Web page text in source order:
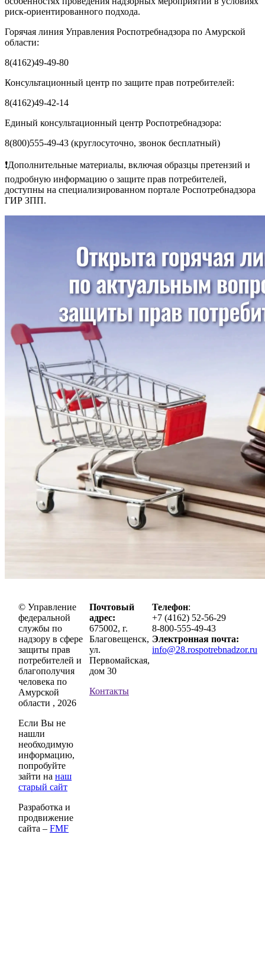
риск-ориентированного подхода.
Горячая линия Управления Роспотребнадзора по Амурской
области:
8(4162)49-49-80
Консультационный центр по защите прав потребителей:
8(4162)49-42-14
Единый консультационный центр Роспотребнадзора:
8(800)555-49-43 (круглосуточно, звонок бесплатный)
❗Дополнительные материалы, включая образцы претензий и
подробную информацию о защите прав потребителей,
доступны на специализированном портале Роспотребнадзора
ГИР ЗПП.
© Управление
федеральной
службы по
надзору в сфере
защиты прав
потребителей и
благополучия
человека по
Амурской
области , 2026
Если Вы не
нашли
необходимую
информацию,
попробуйте
зайти на наш
старый сайт
Разработка и
продвижение
сайта – FMF
Почтовый
адрес:
675002, г.
Благовещенск,
ул.
Первомайская,
дом 30
Контакты
Телефон:
+7 (4162) 52-56-29
8-800-555-49-43
Электронная почта:
info@28.rospotrebnadzor.ru